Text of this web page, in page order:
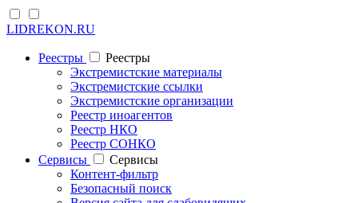
LIDREKON.RU
Реестры
Реестры
Экстремистские материалы
Экстремистские ссылки
Экстремистские организации
Реестр иноагентов
Реестр НКО
Реестр СОНКО
Cервисы
Cервисы
Контент-фильтр
Безопасный поиск